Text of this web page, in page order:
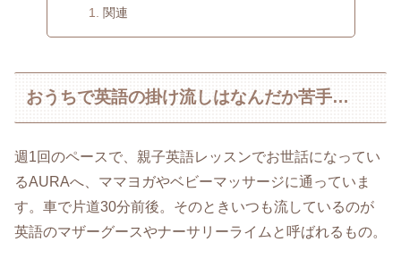
関連
おうちで英語の掛け流しはなんだか苦手…
週1回のペースで、親子英語レッスンでお世話になってい
るAURAへ、ママヨガやベビーマッサージに通っていま
す。車で片道30分前後。そのときいつも流しているのが
英語のマザーグースやナーサリーライムと呼ばれるもの。